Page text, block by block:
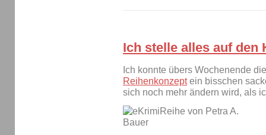
Ich stelle alles auf den
Ich konnte übers Wochenende
Reihenkonzeptein bisschen
sich noch mehr ändern wird, als